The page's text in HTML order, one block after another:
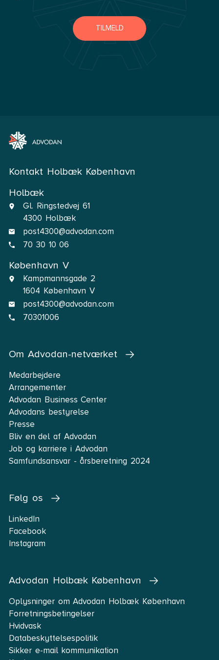
Kontakt Holbæk København
Holbæk
Gl. Ringstedvej 61
4300 Holbæk
post4300@advodan.com
70 30 10 06
København V
Kampmannsgade 2
1604 København V
post4300@advodan.com
70301006
Om Advodan-netværket
Medarbejdere
Arrangementer
Advodan Business Center
Advodans bestyrelse
Presse
Bliv en del af Advodan
Job og karriere i Advodan
Samfundsansvar - årsberetning 2024
Følg os
LinkedIn
Facebook
Instagram
Advodan Holbæk København
Oplysninger om Advodan Holbæk København
Forretningsbetingelser
Hvidvask
Databeskyttelsespolitik
Sikker e-mail kommunikation
TILMELD